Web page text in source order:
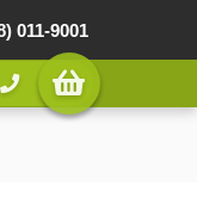
011-9001